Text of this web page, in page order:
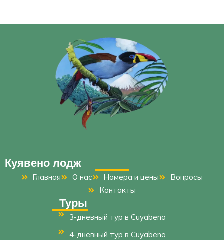
Куявено лодж
Главная О нас Номера и цены
Вопросы
Контакты
Туры
3-дневный тур в Cuyabeno
4-дневный тур в Cuyabeno